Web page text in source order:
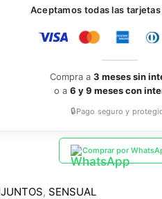
Aceptamos todas las
Compra a 3 meses sin
o a 6 y 9 meses con
🔒Pago seguro y
Comprar por
, SENSUAL